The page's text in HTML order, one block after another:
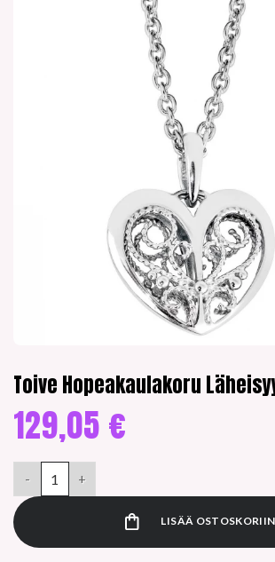
Toive Hopeakaulakoru
129,05 €
LISÄÄ OSTOSKORIIN